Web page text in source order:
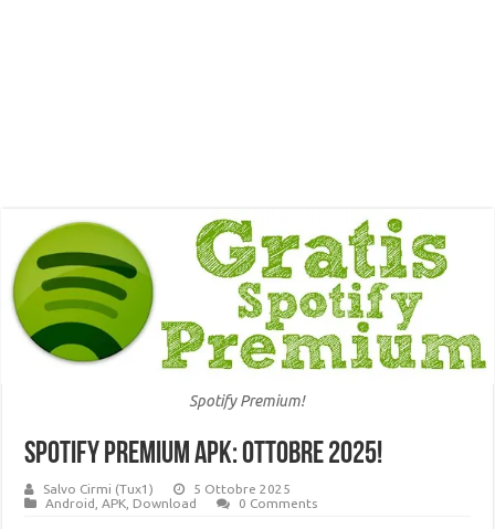
Spotify Premium!
Spotify PREMIUM APK: OTTOBRE 2025!
Salvo Cirmi (Tux1)
5 Ottobre 2025
Android
APK Download 0 Comments